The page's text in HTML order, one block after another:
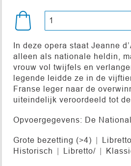
In deze opera staat Jeanne
alleen als nationale heldin,
vrouw vol twijfels en
legende leidde ze in de
Franse leger naar de
uiteindelijk veroordeeld tot
Opvoergegevens: De
Grote bezetting (>4)
Historisch
Libretto/